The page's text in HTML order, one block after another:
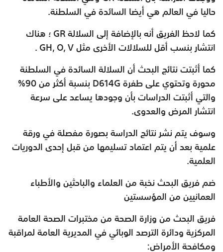
حاليا في العالم هي أيضا السائدة في السلطنة.
كما لاحظ الفريق أنه بالإضافة إلى السلالة GR ؛ هناك
انتشار بنسب أقل للسلالات الأخرى مثل GH, O, V .
كما أثبتت نتائج البحث أن السلالة السائدة في السلطنة
محورة وتحتوي على طفرة D614G بنسبة أكثر من 90%
والتي أثبتت الدراسات بأن وجودها يساعد على سرعة
انتشار المرض والعدوى.
وسوف يتم نشر نتائج الدراسة بصورة مفصلة في ورقة
علمية بعد أن يتم اعتماد تسليمها من قبل إحدى الدوريات
العلمية.
ضم فريق البحث نخبة من العلماء والباحثين والأطباء
العمانيين من المؤسستين
فريق البحث من وزارة الصحة من مختبرات الصحة العامة
المركزية ودائرة الترصد الوبائي في المديرية العامة لمراقبة
ومكافحة الأمراض: